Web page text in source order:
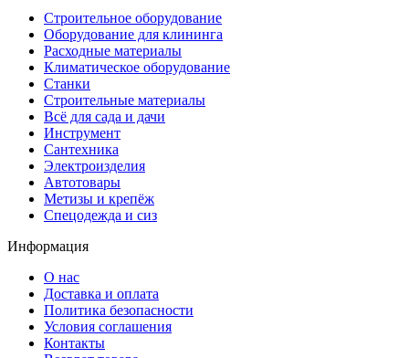
Строительное оборудование
Оборудование для клининга
Расходные материалы
Климатическое оборудование
Станки
Строительные материалы
Всё для сада и дачи
Инструмент
Сантехника
Электроизделия
Автотовары
Метизы и крепёж
Спецодежда и сиз
Информация
О нас
Доставка и оплата
Политика безопасности
Условия соглашения
Контакты